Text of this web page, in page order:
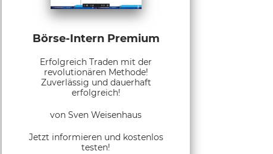
Börse-Intern Premium
Erfolgreich Traden mit der
revolutionären Methode!
Zuverlässig und dauerhaft
erfolgreich!
von Sven Weisenhaus
Jetzt informieren und kostenlos
testen!